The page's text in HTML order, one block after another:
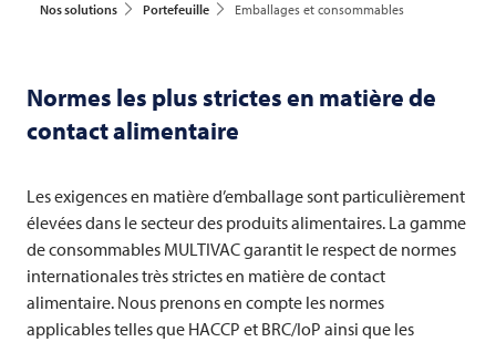
Nos solutions Portefeuille Emballages et consommables
Normes les plus strictes en matière de
contact alimentaire
Les exigences en matière d’emballage sont particulièrement
élevées dans le secteur des produits alimentaires. La gamme
de consommables MULTIVACgarantit le respect de normes
internationales très strictes en matière de contact
alimentaire. Nous prenons en compte les normes
applicables telles que HACCP et BRC/IoP ainsi que les